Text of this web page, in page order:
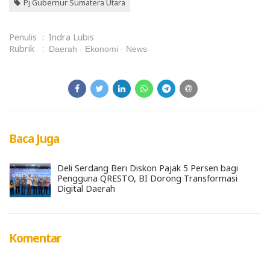
Pj Gubernur Sumatera Utara
Penulis : Indra Lubis
Rubrik
: Daerah Ekonomi News
Baca Juga
Deli Serdang Beri Diskon Pajak 5 Persen bagi
Pengguna QRESTO, BI Dorong Transformasi
Digital Daerah
Komentar